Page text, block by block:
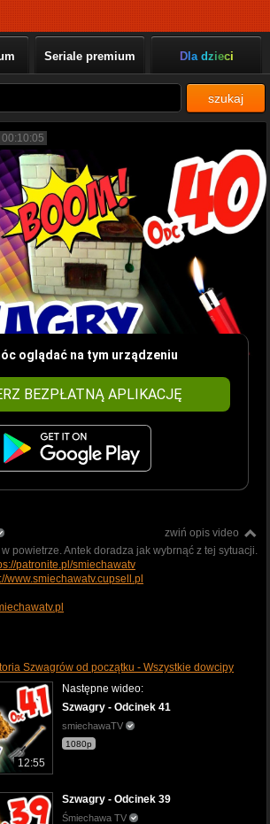
Seriale premium Dla dzieci
szukaj
00:10:05
oglądać na tym urządzeniu
BEZPŁATNĄ APLIKACJĘ
zwiń opis video
powietrze. Antek doradza jak wybrnąć z tej sytuacji.
patronite.pl/smiechawatv
www.smiechawatv.cupsell.pl
Szwagrów od początku - Wszystkie dowcipy
12:55
Następne wideo:
Szwagry - Odcinek 41
smiechawaTV
1080p
Szwagry - Odcinek 39
Śmiechawa TV